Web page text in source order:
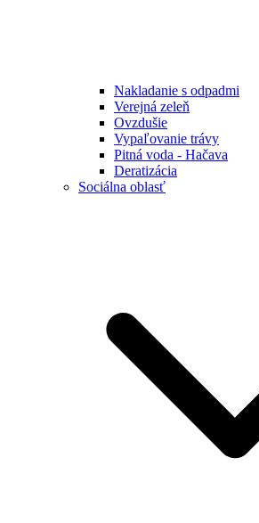
Nakladanie s odpadmi
Verejná zeleň
Ovzdušie
Vypaľovanie trávy
Pitná voda - Hačava
Deratizácia
Sociálna oblasť